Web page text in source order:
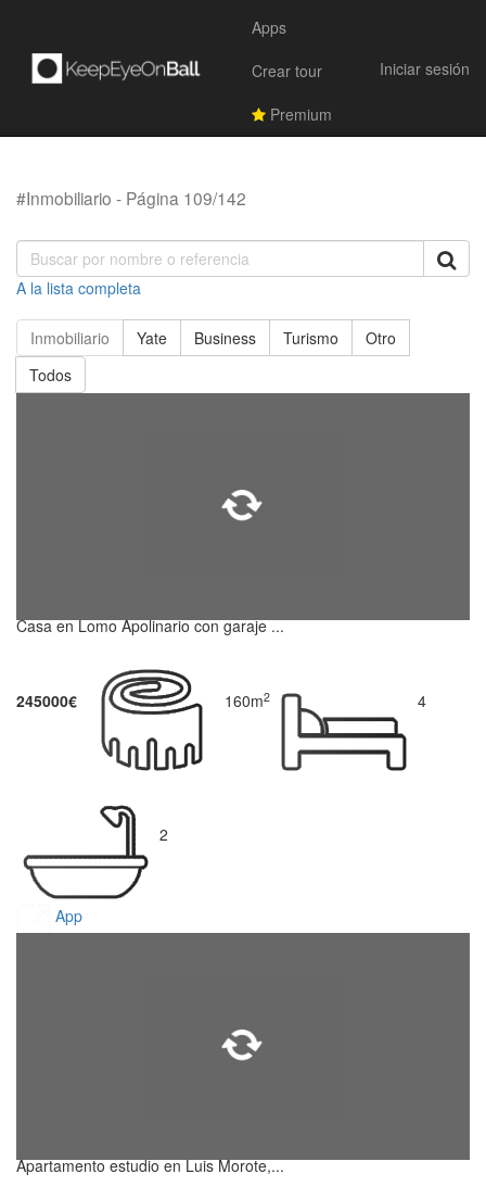
Apps
Crear tour
Premium
Iniciar sesión
#Inmobiliario - Página 109/142
A la lista completa
Inmobiliario Yate Business Turismo
Otro
Todos
Casa en Lomo Apolinario con garaje ...
245000€ 160m2 4
2
App
Apartamento estudio en Luis Morote,...